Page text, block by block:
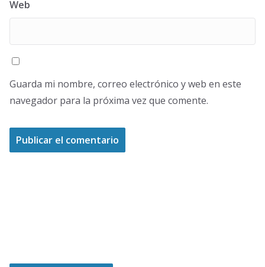
Web
Guarda mi nombre, correo electrónico y web en este
navegador para la próxima vez que comente.